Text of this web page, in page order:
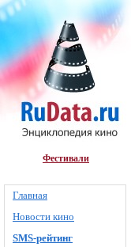
Фестивали
Главная
Новости кино
SMS-рейтинг